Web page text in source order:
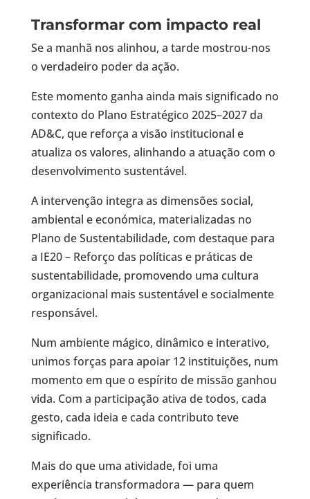
Transformar com impacto real
Se a manhã nos alinhou, a tarde mostrou-nos
o verdadeiro poder da ação.
Este momento ganha ainda mais significado no
contexto do Plano Estratégico 2025–2027 da
AD&C, que reforça a visão institucional e
atualiza os valores, alinhando a atuação com o
desenvolvimento sustentável.
A intervenção integra as dimensões social,
ambiental e económica, materializadas no
Plano de Sustentabilidade, com destaque para
a IE20 – Reforço das políticas e práticas de
sustentabilidade, promovendo uma cultura
organizacional mais sustentável e socialmente
responsável.
Num ambiente mágico, dinâmico e interativo,
unimos forças para apoiar 12 instituições, num
momento em que o espírito de missão ganhou
vida. Com a participação ativa de todos, cada
gesto, cada ideia e cada contributo teve
significado.
Mais do que uma atividade, foi uma
experiência transformadora — para quem